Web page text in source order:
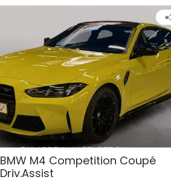
BMW M4 Competition Coupé
Driv.Assist